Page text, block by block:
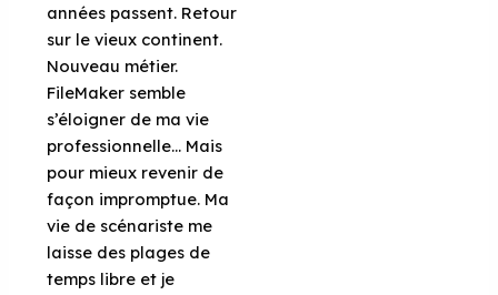
années passent. Retour
sur le vieux continent.
Nouveau métier.
FileMaker semble
s’éloigner de ma vie
professionnelle… Mais
pour mieux revenir de
façon impromptue. Ma
vie de scénariste me
laisse des plages de
temps libre et je